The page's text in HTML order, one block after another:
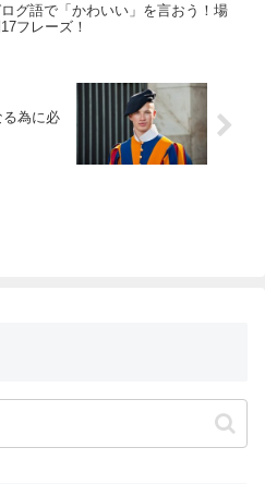
グ語で「かわいい」を言おう！場
フレーズ！
為に必